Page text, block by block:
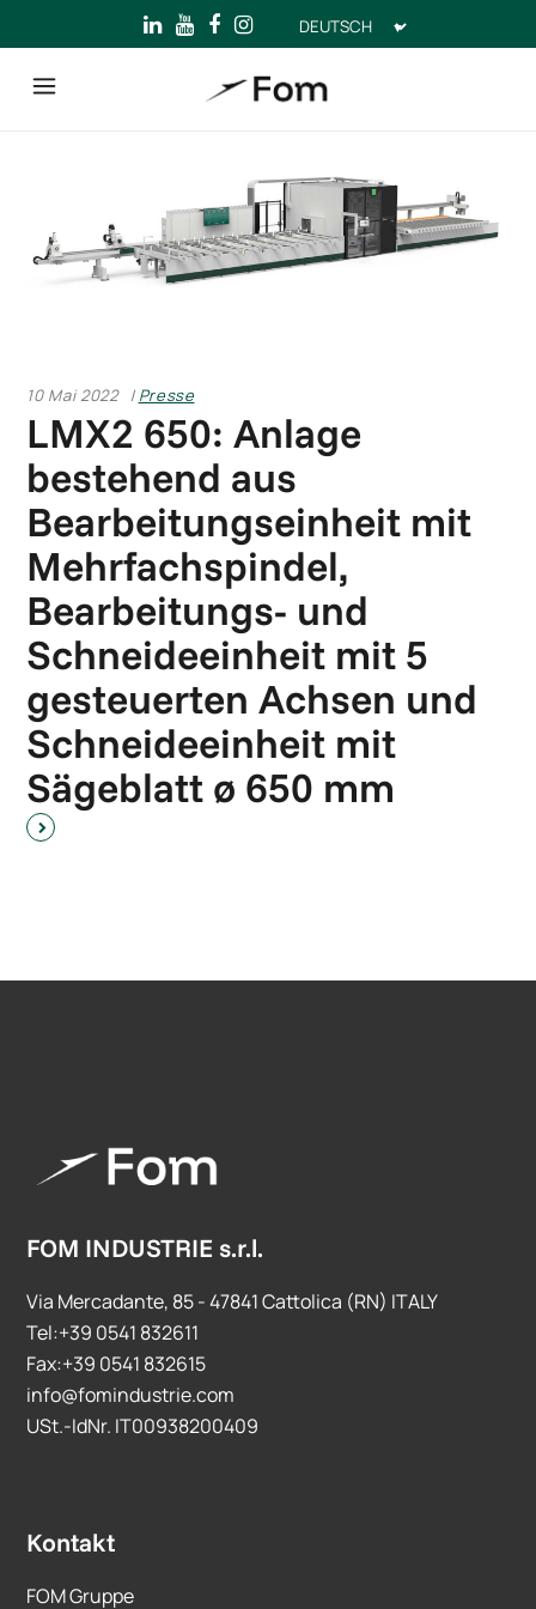
Sprache
auswählen
10 Mai 2022 Presse
LMX2 650: Anlage
bestehend aus
Bearbeitungseinheit mit
Mehrfachspindel,
Bearbeitungs- und
Schneideeinheit mit 5
gesteuerten Achsen und
Schneideeinheit mit
Sägeblatt ø 650 mm
FOM INDUSTRIE s.r.l.
Via Mercadante, 85 - 47841 Cattolica (RN) ITALY
Tel:+39 0541 832611
Fax:+39 0541 832615
info@fomindustrie.com
USt.-IdNr. IT00938200409
Kontakt
FOM Gruppe